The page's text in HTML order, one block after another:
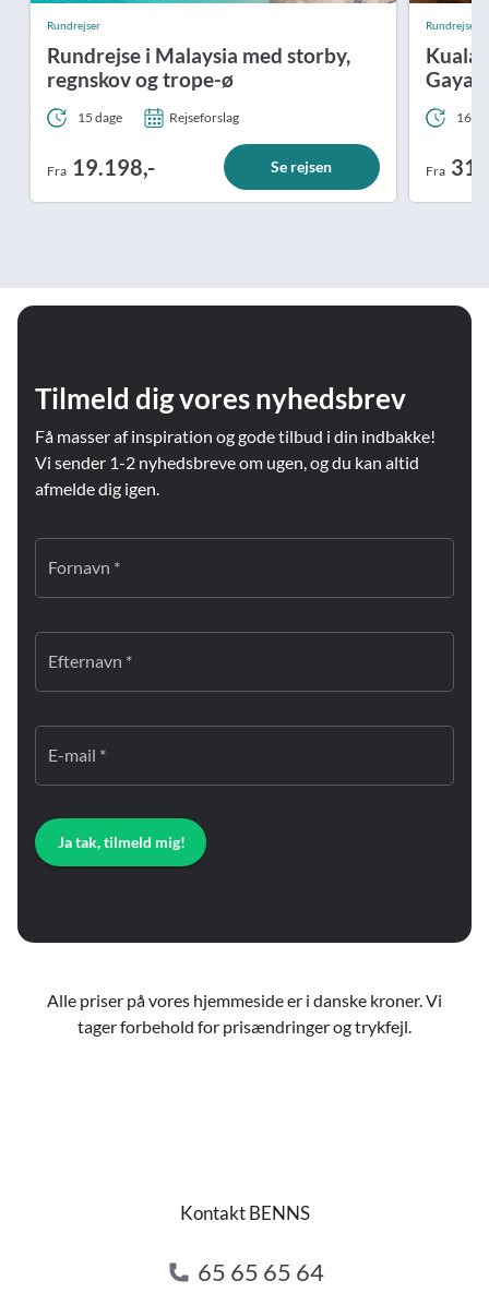
Rundrejser
Rundrejse i Malaysia med storby,
regnskov og trope-ø
15 dage Rejseforslag
Fra 19.198,- Se rejsen
Rundrejse
Kuala
Gaya
16
Fra
Tilmeld dig vores nyhedsbrev
Få masser af inspiration og gode tilbud i din indbakke!
Vi sender 1-2 nyhedsbreve om ugen, og du kan altid
afmelde dig igen.
Fornavn *
Efternavn *
E-mail *
Ja tak, tilmeld mig!
Alle priser på vores hjemmeside er i danske kroner. Vi
tager forbehold for prisændringer og trykfejl.
Kontakt BENNS
65 65 65 64